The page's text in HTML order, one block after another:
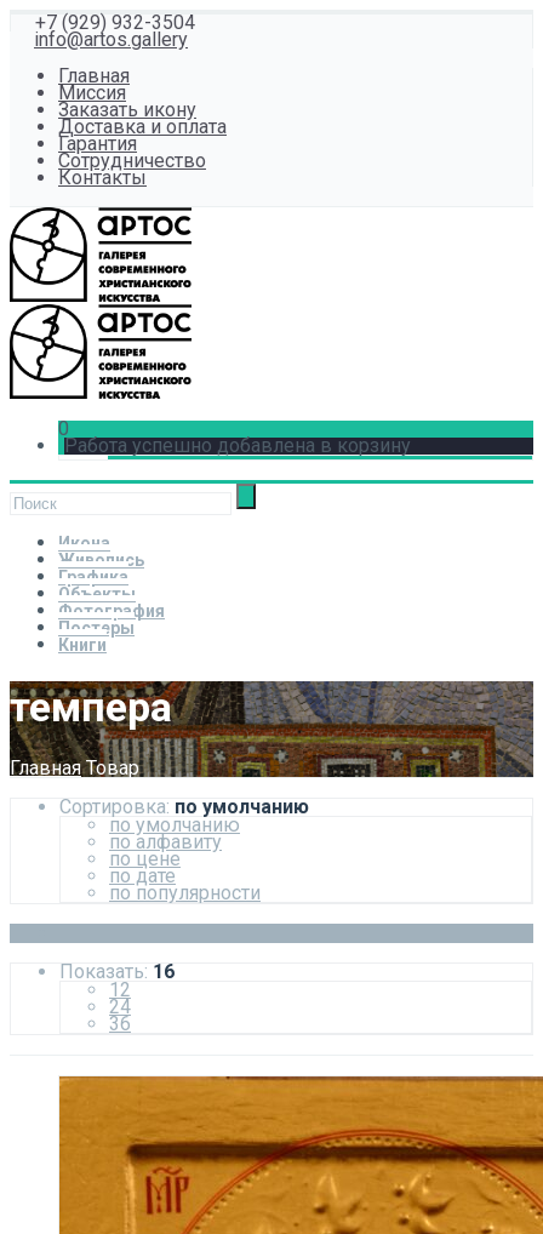
+7 (929) 932-3504
info@artos.gallery
Главная
Миссия
Заказать икону
Доставка и оплата
Гарантия
Сотрудничество
Контакты
0
Работа успешно добавлена в корзину
Икона
Живопись
Графика
Объекты
Фотография
Постеры
Книги
темпера
Главная Товар
Сортировка: по умолчанию
по умолчанию
по алфавиту
по цене
по дате
по популярности
Показать: 16
12
24
36